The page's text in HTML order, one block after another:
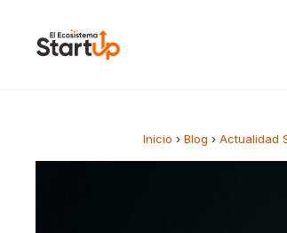
Inicio › Blog › Actualidad